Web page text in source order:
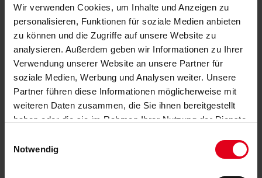
Wir verwenden Cookies, um Inhalte und Anzeigen zu
personalisieren, Funktionen für soziale Medien anbieten
zu können und die Zugriffe auf unsere Website zu
analysieren. Außerdem geben wir Informationen zu Ihrer
Verwendung unserer Website an unsere Partner für
soziale Medien, Werbung und Analysen weiter. Unsere
Partner führen diese Informationen möglicherweise mit
weiteren Daten zusammen, die Sie ihnen bereitgestellt
haben oder die sie im Rahmen Ihrer Nutzung der Dienste
Notwendig